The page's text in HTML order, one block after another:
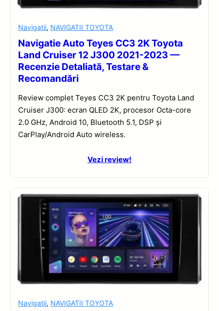
Navigatii, NAVIGATII TOYOTA
Navigatie Auto Teyes CC3 2K Toyota
Land Cruiser 12 J300 2021-2023 —
Recenzie Detaliată, Testare &
Recomandări
Review complet Teyes CC3 2K pentru Toyota Land
Cruiser J300: ecran QLED 2K, procesor Octa-core
2.0 GHz, Android 10, Bluetooth 5.1, DSP și
CarPlay/Android Auto wireless.
Vezi review!
Navigatii, NAVIGATII TOYOTA